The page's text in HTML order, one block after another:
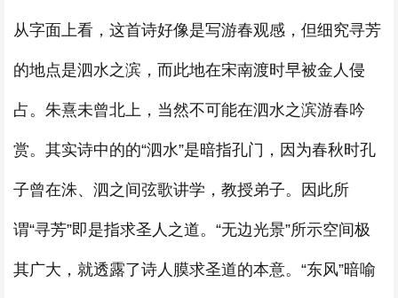
从字面上看，这首诗好像是写游春观感，但细究寻芳
的地点是泗水之滨，而此地在宋南渡时早被金人侵
占。朱熹未曾北上，当然不可能在泗水之滨游春吟
赏。其实诗中的的“泗水”是暗指孔门，因为春秋时孔
子曾在洙、泗之间弦歌讲学，教授弟子。因此所
谓“寻芳”即是指求圣人之道。“无边光景”所示空间极
其广大，就透露了诗人膜求圣道的本意。“东风”暗喻